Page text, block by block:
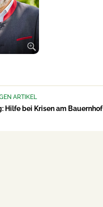
ARTIKEL
Hilfe bei Krisen am Bauernhof